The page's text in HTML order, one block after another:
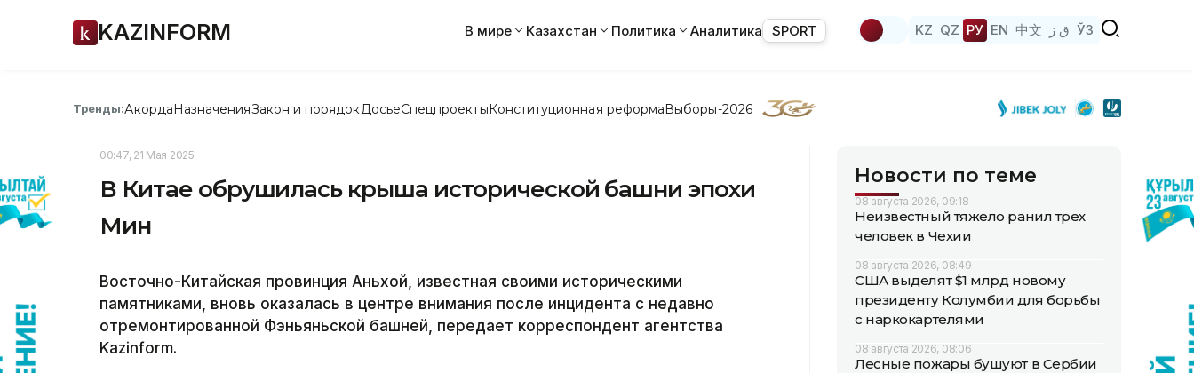
KAZINFORM В мире Казахстан Политика Аналитика SPORT KZ QZ РУ EN 中文 ق ز ЎЗ
Тренды:АкордаНазначенияЗакон и порядок ДосьеСпецпроектыКонституционная реформаВыборы-2026
00:47, 21 Мая 2025
В Китае обрушилась крыша исторической башни эпохи
Мин
Восточно-Китайская провинция Аньхой, известная своими историческими
памятниками, вновь оказалась в центре внимания после инцидента с недавно
отремонтированной Фэньяньской башней, передает корреспондент агентства
Kazinform.
Новости по теме
08 августа 2026, 09:18
Неизвестный тяжело ранил трех
человек в Чехии
08 августа 2026, 08:49
США выделят $1 млрд новому
президенту Колумбии для борьбы
с наркокартелями
08 августа 2026, 08:06
Лесные пожары бушуют в Сербии